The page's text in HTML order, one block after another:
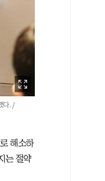
다. /
해소하
는 절약